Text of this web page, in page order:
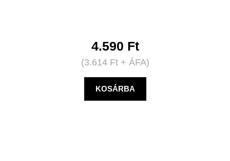
4.590 Ft
(3.614 Ft+ ÁFA)
KOSÁRBA